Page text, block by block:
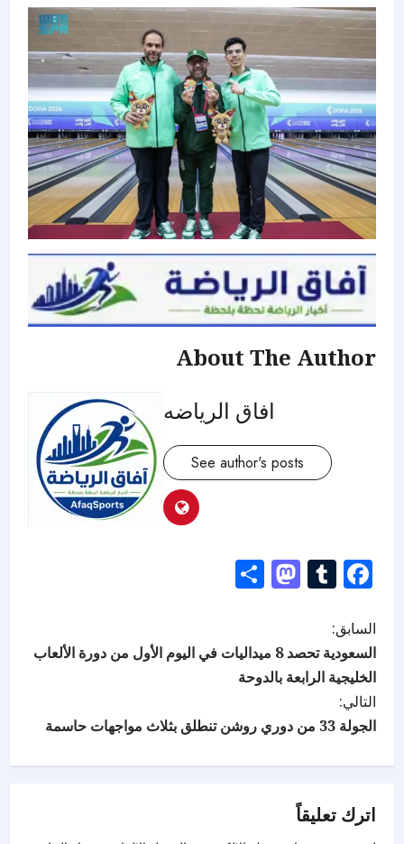
About The Author
افاق الرياضه
See author's posts
Facebook
Tumblr
Mastodon
السابق:
السعودية تحصد 8 ميداليات في اليوم الأول من دورة الألعاب
الخليجية الرابعة بالدوحة
التالي:
الجولة 33 من دوري روشن تنطلق بثلاث مواجهات حاسمة
اترك تعليقاً